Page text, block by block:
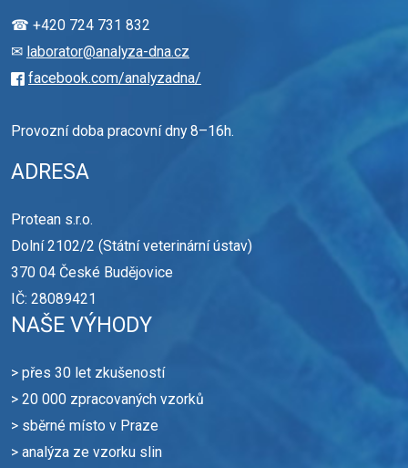
☎ +420 724 731 832
✉ laborator@analyza-dna.cz
facebook.com/analyzadna/
Provozní doba pracovní dny 8–16h.
ADRESA
Protean s.r.o.
Dolní 2102/2 (Státní veterinární ústav)
370 04 České Budějovice
IČ: 28089421
NAŠE VÝHODY
> přes 30 let zkušeností
> 20 000 zpracovaných vzorků
> sběrné místo v Praze
> analýza ze vzorku slin